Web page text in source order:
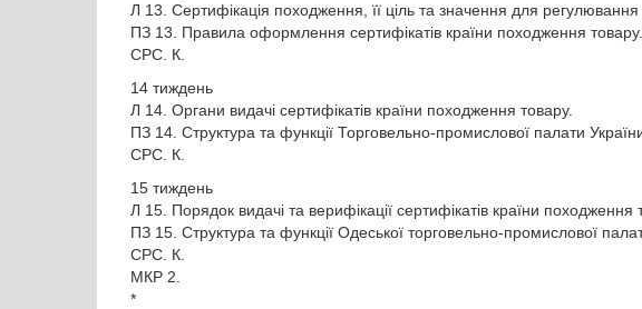
Л 13. Сертифікація походження, її ціль та значення для
ПЗ 13. Правила оформлення сертифікатів країни походження товару.
СРС. К.
14 тиждень
Л 14. Органи видачі сертифікатів країни походження товару.
ПЗ 14. Структура та функції Торговельно-промислової палати
СРС. К.
15 тиждень
Л 15. Порядок видачі та верифікації сертифікатів країни походження
ПЗ 15. Структура та функції Одеської торговельно-промислової
СРС. К.
МКР 2.
*